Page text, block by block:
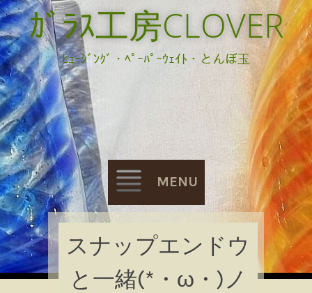
ｶﾞﾗｽ工房CLOVER
ﾋｭｰｼﾞﾝｸﾞ・ﾍﾟｰﾊﾟｰｳｪｲﾄ・とんぼ玉
MENU
Skip
to
content
スナップエンドウ
と一緒(*・ω・)ノ